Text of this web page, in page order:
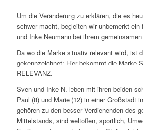
Um die Veränderung zu erklären, die es
schwer macht, begleiten wir unbemerkt
und Inke Neumann bei ihrem
Da wo die Marke situativ relevant wird, ist
gekennzeichnet: Hier bekommt die Marke
RELEVANZ.
Sven und Inke N. leben mit ihren beiden
Paul (8) und Marie (12) in einer Großstadt
gehören zu den besser Verdienenden des
Mittelstands, sind weltoffen, sportlich,